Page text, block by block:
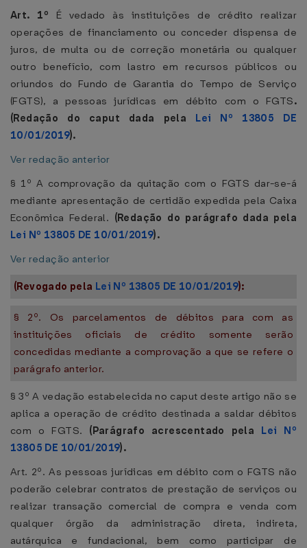
Art. 1º É vedado às instituições de crédito realizar
operações de financiamento ou conceder dispensa de
juros, de multa ou de correção monetária ou qualquer
outro benefício, com lastro em recursos públicos ou
oriundos do Fundo de Garantia do Tempo de Serviço
(FGTS), a pessoas jurídicas em débito com o FGTS.
(Redação do caput dada pela Lei Nº 13805 DE
10/01/2019).
Ver redação anterior
§ 1º A comprovação da quitação com o FGTS dar-se-á
mediante apresentação de certidão expedida pela Caixa
Econômica Federal. (Redação do parágrafo dada pela
Lei Nº 13805 DE 10/01/2019).
Ver redação anterior
(Revogado pela Lei Nº 13805 DE 10/01/2019):
§ 2º. Os parcelamentos de débitos para com as
instituições oficiais de crédito somente serão
concedidas mediante a comprovação a que se refere o
parágrafo anterior.
§ 3º A vedação estabelecida no caput deste artigo não se
aplica a operação de crédito destinada a saldar débitos
com o FGTS. (Parágrafo acrescentado pela Lei Nº
13805 DE 10/01/2019).
Art. 2º. As pessoas jurídicas em débito com o FGTS não
poderão celebrar contratos de prestação de serviços ou
realizar transação comercial de compra e venda com
qualquer órgão da administração direta, indireta,
autárquica e fundacional, bem como participar de